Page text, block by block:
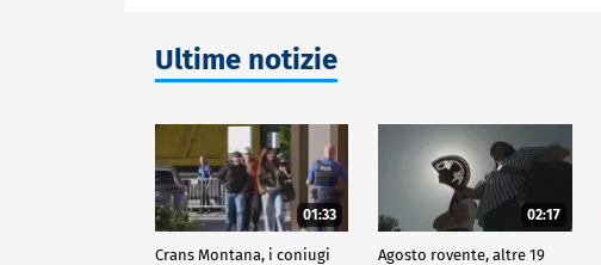
Ultime notizie
01:33
Crans Montana, i coniugi
02:17
Agosto rovente, altre 19